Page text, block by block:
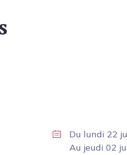
Du lundi 22
Au jeudi 02